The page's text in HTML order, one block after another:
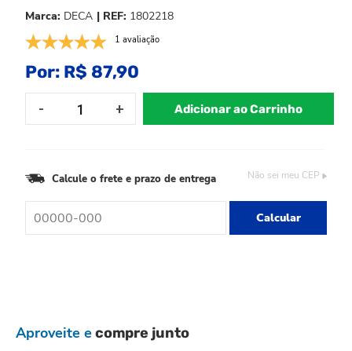
DECA 1802218
1 avaliação
Por: R$ 87,90
Adicionar ao Carrinho
Calcule o frete e prazo de entrega Não sei meu CEP
Calcular
Aproveite ecompre junto